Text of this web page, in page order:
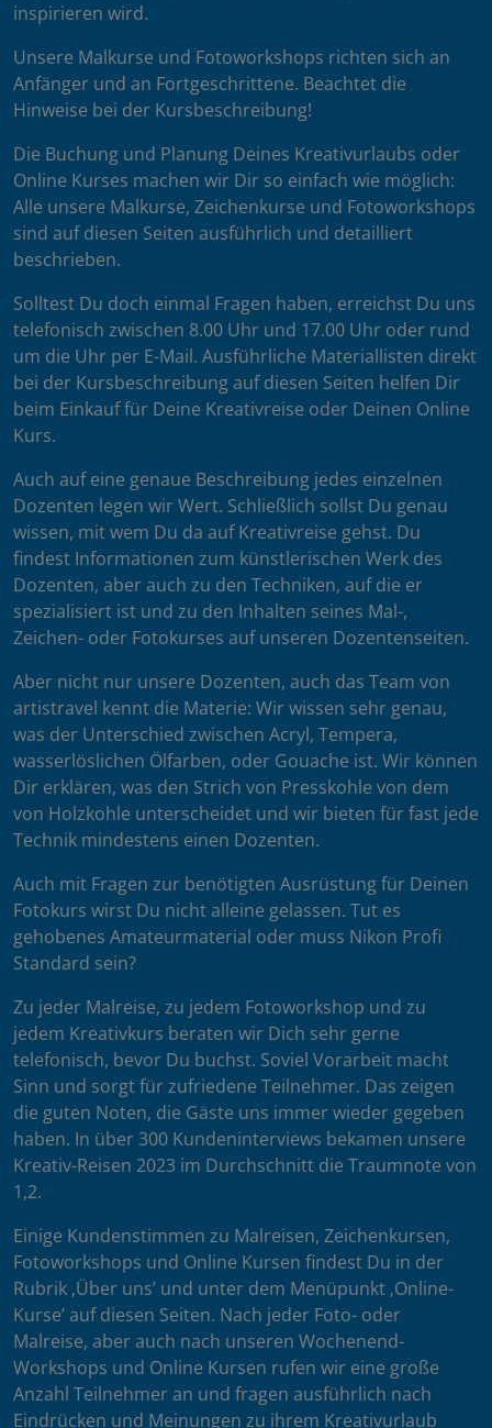
inspirieren wird.
Unsere Malkurse und Fotoworkshops richten sich an
Anfänger und an Fortgeschrittene. Beachtet die
Hinweise bei der Kursbeschreibung!
Die Buchung und Planung Deines Kreativurlaubs oder
Online Kurses machen wir Dir so einfach wie möglich:
Alle unsere Malkurse, Zeichenkurse und Fotoworkshops
sind auf diesen Seiten ausführlich und detailliert
beschrieben.
Solltest Du doch einmal Fragen haben, erreichst Du uns
telefonisch zwischen 8.00 Uhr und 17.00 Uhr oder rund
um die Uhr per E-Mail. Ausführliche Materiallisten direkt
bei der Kursbeschreibung auf diesen Seiten helfen Dir
beim Einkauf für Deine Kreativreise oder Deinen Online
Kurs.
Auch auf eine genaue Beschreibung jedes einzelnen
Dozenten legen wir Wert. Schließlich sollst Du genau
wissen, mit wem Du da auf Kreativreise gehst. Du
findest Informationen zum künstlerischen Werk des
Dozenten, aber auch zu den Techniken, auf die er
spezialisiert ist und zu den Inhalten seines Mal-,
Zeichen- oder Fotokurses auf unseren Dozentenseiten.
Aber nicht nur unsere Dozenten, auch das Team von
artistravel kennt die Materie: Wir wissen sehr genau,
was der Unterschied zwischen Acryl, Tempera,
wasserlöslichen Ölfarben, oder Gouache ist. Wir können
Dir erklären, was den Strich von Presskohle von dem
von Holzkohle unterscheidet und wir bieten für fast jede
Technik mindestens einen Dozenten.
Auch mit Fragen zur benötigten Ausrüstung für Deinen
Fotokurs wirst Du nicht alleine gelassen. Tut es
gehobenes Amateurmaterial oder muss Nikon Profi
Standard sein?
Zu jeder Malreise, zu jedem Fotoworkshop und zu
jedem Kreativkurs beraten wir Dich sehr gerne
telefonisch, bevor Du buchst. Soviel Vorarbeit macht
Sinn und sorgt für zufriedene Teilnehmer. Das zeigen
die guten Noten, die Gäste uns immer wieder gegeben
haben. In über 300 Kundeninterviews bekamen unsere
Kreativ-Reisen 2023 im Durchschnitt die Traumnote von
1,2.
Einige Kundenstimmen zu Malreisen, Zeichenkursen,
Fotoworkshops und Online Kursen findest Du in der
Rubrik ‚Über uns’ und unter dem Menüpunkt ‚Online-
Kurse’ auf diesen Seiten. Nach jeder Foto- oder
Malreise, aber auch nach unseren Wochenend-
Workshops und Online Kursen rufen wir eine große
Anzahl Teilnehmer an und fragen ausführlich nach
Eindrücken und Meinungen zu ihrem Kreativurlaub